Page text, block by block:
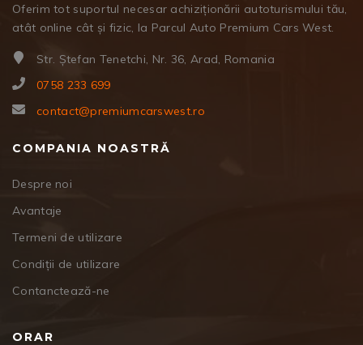
Oferim tot suportul necesar achiziționării autoturismului tău,
atât online cât și fizic, la Parcul Auto Premium Cars West.
Str. Ștefan Tenetchi, Nr. 36, Arad, Romania
0758 233 699
contact@premiumcarswest.ro
COMPANIA NOASTRĂ
Despre noi
Avantaje
Termeni de utilizare
Condiții de utilizare
Contanctează-ne
ORAR